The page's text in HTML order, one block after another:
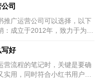
司
推广运营公司可以选择，以下
成立于2012年，致力于为企
好
营流程的笔记时，关键是要确
用，同时符合小红书用户的